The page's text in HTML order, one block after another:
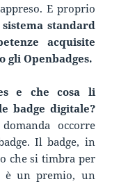
E proprio
standard
acquisite
gli Openbadges.
e che cosa li
badge digitale?
occorre
Il badge, in
che si timbra per
è un premio, un